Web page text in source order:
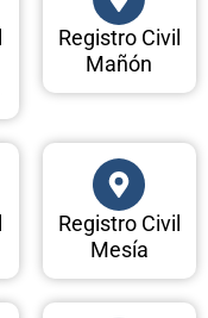
Registro Civil
Mañón
Registro Civil
Mesía